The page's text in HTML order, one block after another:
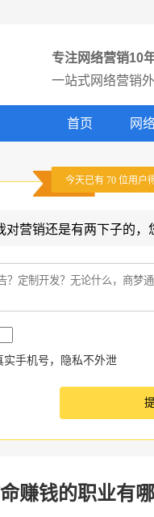
专注网络营销10
一站式网络营销
首页 网
今天已有 70位用户
对营销还是有两下子的
实手机号，隐私不外泄
赚钱的职业有哪